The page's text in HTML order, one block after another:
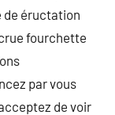
de éructation
fourchette
par vous
de voir